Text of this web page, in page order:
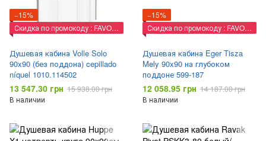
−15%
Скидка по промокоду : FAVORIT
Душевая кабина Volle Solo
90x90 (без поддона) cepillado
níquel 1010.114502
13 547.30 грн 15 938.00 грн
В наличии
−15%
Скидка по промокоду : FAVORIT
Душевая кабина Eger Tisza
Mely 90x90 на глубоком
поддоне 599-187
12 058.95 грн 14 187.00 грн
В наличии